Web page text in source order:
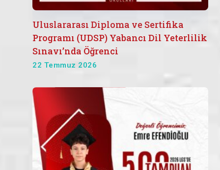
Uluslararası Diploma ve Sertifika
Programı (UDSP) Yabancı Dil Yeterlilik
Sınavı’nda Öğrenci
22 Temmuz 2026